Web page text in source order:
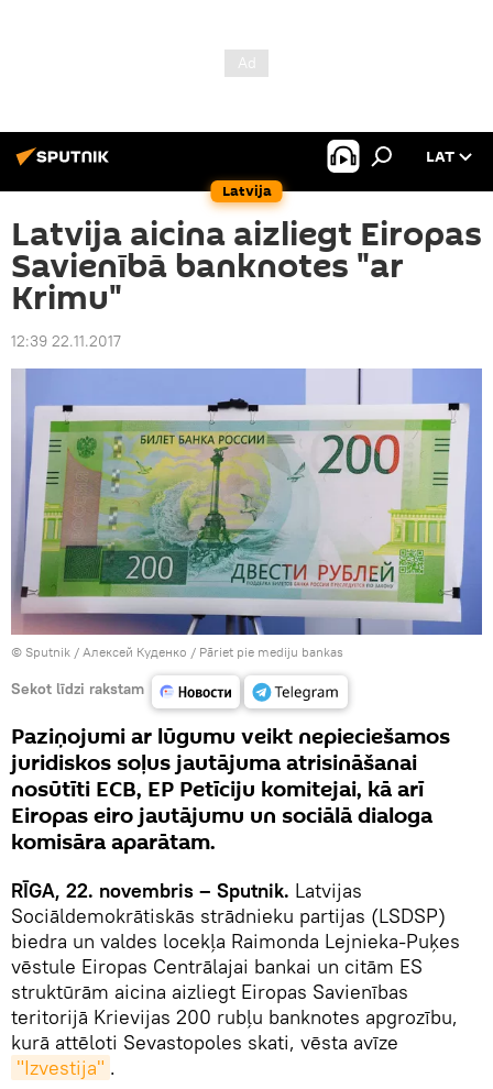
Latvija
LAT
Latvija aicina aizliegt Eiropas
Savienībā banknotes "ar
Krimu"
12:39 22.11.2017
© Sputnik / Алексей Куденко / Pāriet pie mediju bankas
Sekot līdzi rakstam
Paziņojumi ar lūgumu veikt nepieciešamos
juridiskos soļus jautājuma atrisināšanai
nosūtīti ECB, EP Petīciju komitejai, kā arī
Eiropas eiro jautājumu un sociālā dialoga
komisāra aparātam.
RĪGA, 22. novembris – Sputnik. Latvijas
Sociāldemokrātiskās strādnieku partijas (LSDSP)
biedra un valdes locekļa Raimonda Lejnieka-Puķes
vēstule Eiropas Centrālajai bankai un citām ES
struktūrām aicina aizliegt Eiropas Savienības
teritorijā Krievijas 200 rubļu banknotes apgrozību,
kurā attēloti Sevastopoles skati, vēsta avīze
"Izvestija" .